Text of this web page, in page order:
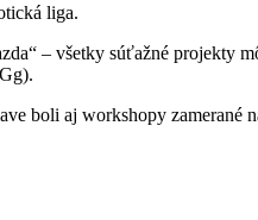
liga.
– všetky súťažné projekty
boli aj workshopy zamerané